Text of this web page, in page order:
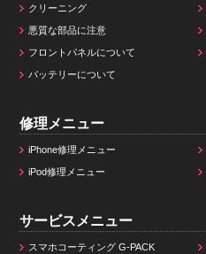
クリーニング
悪質な部品に注意
フロントパネルについて
バッテリーについて
修理メニュー
iPhone修理メニュー
iPod修理メニュー
サービスメニュー
スマホコーティング G-PACK